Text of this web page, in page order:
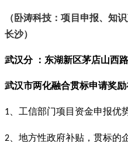
（卧涛科技：项目申报、知
长沙）
武汉分 ：东湖新区茅店山西
武汉市两化融合贯标申请奖
1 、工信部门项目资金申报
2 、地方性政府补贴，贯标